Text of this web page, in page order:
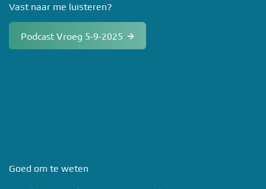
Vast naar me luisteren?
Podcast Vroeg 5-9-2025
Goed om te weten